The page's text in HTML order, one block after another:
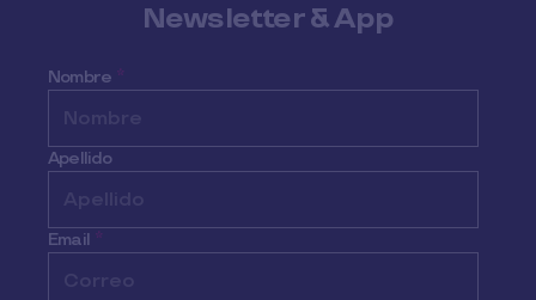
Newsletter & App
Nombre *
Apellido
Email *